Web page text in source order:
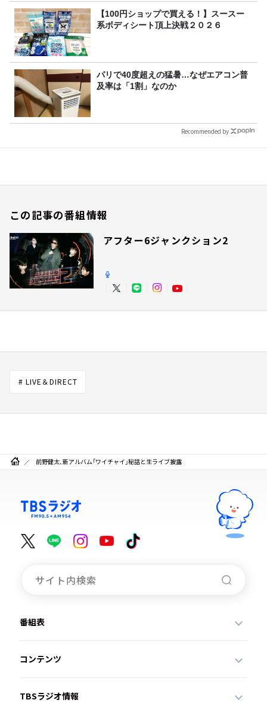
【100円ショップで買える！】スースー
系ボディシート頂上決戦２０２６
パリで40度超えの猛暑…なぜエアコン普
及率は「1割」なのか
Recommended by
この記事の番組情報
アフター6ジャンクション2
# LIVE＆DIRECT
前野健太、新アルバム「ワイチャイ」秘話と生ライブ披露
番組表
コンテンツ
TBSラジオ情報